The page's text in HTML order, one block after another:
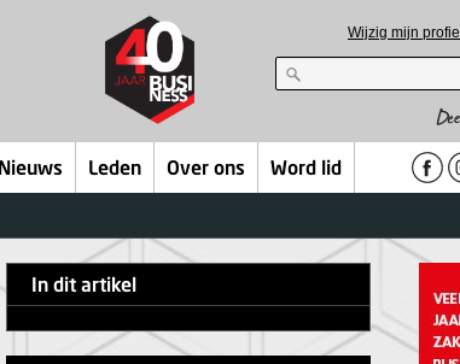
Wijzig mijn profiel
Nieuws Leden Over ons Word lid
In dit artikel